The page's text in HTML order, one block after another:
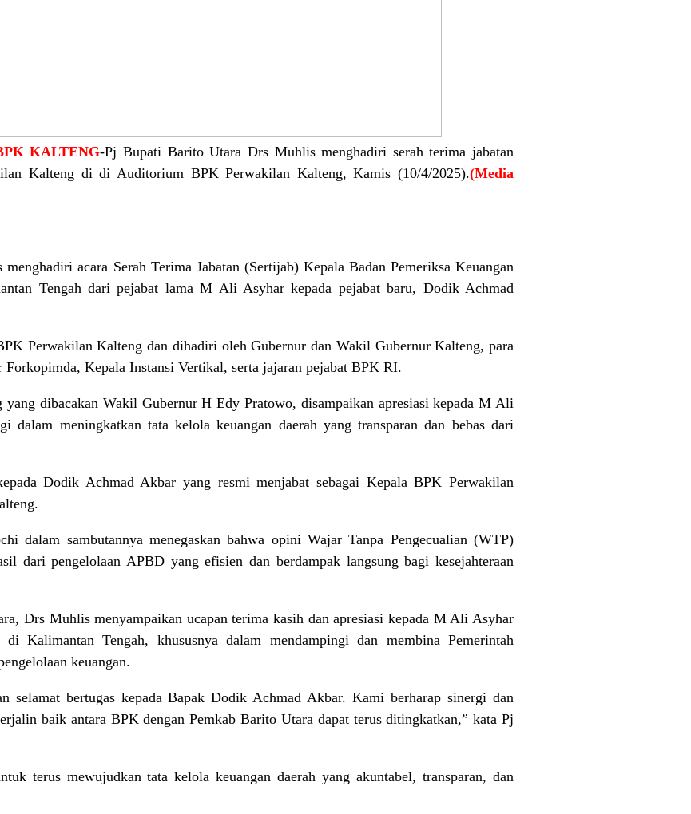
KALTENG-Pj Bupati Barito Utara Drs Muhlis menghadiri serah terima jabatan
Kalteng di di Auditorium BPK Perwakilan Kalteng, Kamis (10/4/2025).(Media
acara Serah Terima Jabatan (Sertijab) Kepala Badan Pemeriksa Keuangan
Tengah dari pejabat lama M Ali Asyhar kepada pejabat baru, Dodik Achmad
Perwakilan Kalteng dan dihadiri oleh Gubernur dan Wakil Gubernur Kalteng, para
Kepala Instansi Vertikal, serta jajaran pejabat BPK RI.
yang dibacakan Wakil Gubernur H Edy Pratowo, disampaikan apresiasi kepada M Ali
dalam meningkatkan tata kelola keuangan daerah yang transparan dan bebas dari
Dodik Achmad Akbar yang resmi menjabat sebagai Kepala BPK Perwakilan
dalam sambutannya menegaskan bahwa opini Wajar Tanpa Pengecualian (WTP)
dari pengelolaan APBD yang efisien dan berdampak langsung bagi kesejahteraan
Drs Muhlis menyampaikan ucapan terima kasih dan apresiasi kepada M Ali Asyhar
di Kalimantan Tengah, khususnya dalam mendampingi dan membina Pemerintah
keuangan.
selamat bertugas kepada Bapak Dodik Achmad Akbar. Kami berharap sinergi dan
baik antara BPK dengan Pemkab Barito Utara dapat terus ditingkatkan,” kata Pj
terus mewujudkan tata kelola keuangan daerah yang akuntabel, transparan, dan